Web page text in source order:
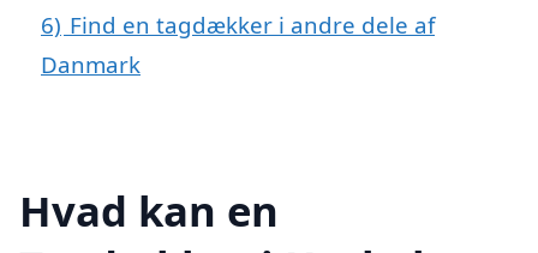
6) Find en tagdækker i andre dele af
Danmark
Hvad kan en